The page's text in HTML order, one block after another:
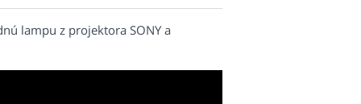
lampu z projektora SONY a